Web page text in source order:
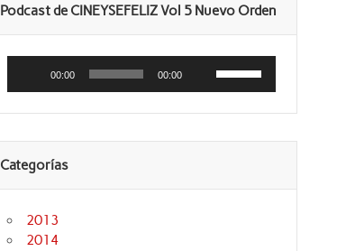
Podcast de CINEYSEFELIZ Vol 5 Nuevo Orden
Reproductor
audio
00:00 00:00
las
teclas
flecha
para
Categorías
2013
2014